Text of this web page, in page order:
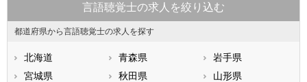
言語聴覚士の求人を絞り込む
都道府県から言語聴覚士の求人を探す
北海道 青森県
岩手県
宮城県
秋田県
山形県